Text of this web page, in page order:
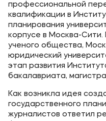
профессиональной
квалификации в
планирования
корпусе в Москва-
ученого общества,
юридический
этап развития
бакалавриата,
Как возникла идея
государственного
журналистов ответил